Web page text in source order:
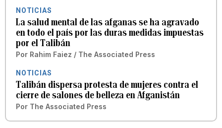
NOTICIAS
La salud mental de las afganas se ha agravado
en todo el país por las duras medidas impuestas
por el Talibán
Por Rahim Faiez / The Associated Press
NOTICIAS
Talibán dispersa protesta de mujeres contra el
cierre de salones de belleza en Afganistán
Por The Associated Press